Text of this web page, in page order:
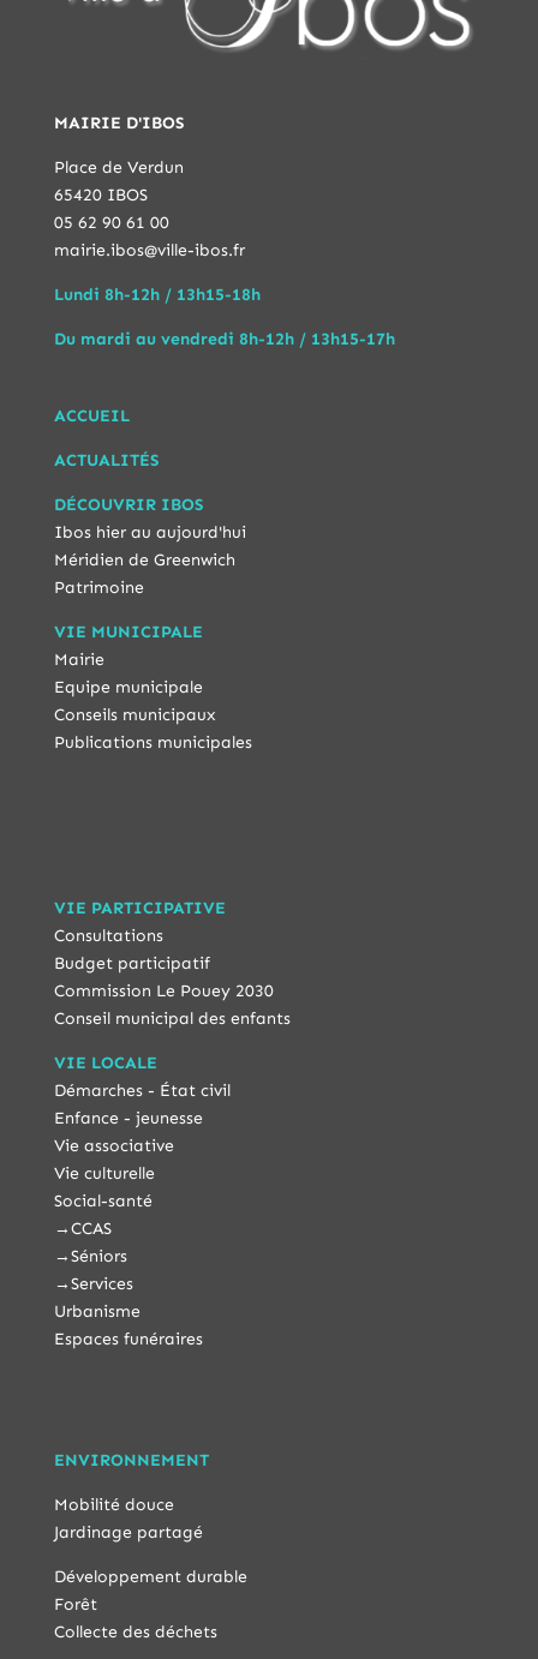
MAIRIE D'IBOS
Place de Verdun
65420 IBOS
05 62 90 61 00
mairie.ibos@ville-ibos.fr
Lundi 8h-12h / 13h15-18h
Du mardi au vendredi 8h-12h / 13h15-17h
ACCUEIL
ACTUALITÉS
DÉCOUVRIR IBOS
Ibos hier au aujourd'hui
Méridien de Greenwich
Patrimoine
VIE MUNICIPALE
Mairie
Equipe municipale
Conseils municipaux
Publications municipales
VIE PARTICIPATIVE
Consultations
Budget participatif
Commission Le Pouey 2030
Conseil municipal des enfants
VIE LOCALE
Démarches - État civil
Enfance - jeunesse
Vie associative
Vie culturelle
Social-santé
→CCAS
→Séniors
→Services
Urbanisme
Espaces funéraires
ENVIRONNEMENT
Mobilité douce
Jardinage partagé
Développement durable
Forêt
Collecte des déchets